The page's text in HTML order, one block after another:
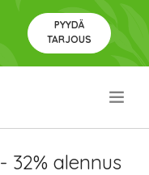
PYYDÄ
TARJOUS
32% alennus